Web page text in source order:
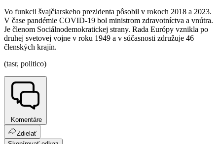
Vo funkcii švajčiarskeho prezidenta pôsobil v rokoch 2018 a 2023.
V čase pandémie COVID-19 bol ministrom zdravotníctva a vnútra.
Je členom Sociálnodemokratickej strany. Rada Európy vznikla po
druhej svetovej vojne v roku 1949 a v súčasnosti združuje 46
členských krajín.
(tasr, politico)
Komentáre
Zdielať